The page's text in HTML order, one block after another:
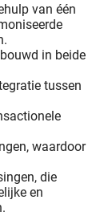
van één
in beide
tussen
waardoor
die
en